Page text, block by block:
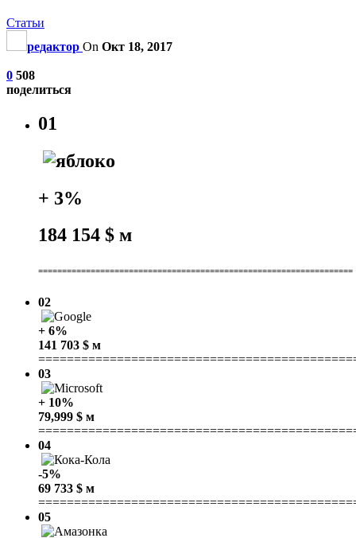
Статьи
редактор On Окт 18, 2017
0 508
поделиться
01
+ 3%
184 154 $ м
==================================================================
02
+ 6%
141 703 $ м
03
+ 10%
79,999 $ м
04
-5%
69 733 $ м
05